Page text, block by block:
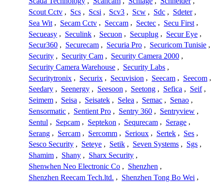
Scout Cctv , Scs , Scsi , Scv3 , Scw , Sdc , Sdeter ,
Sea Wit , Secam Cctv , Seccam , Sectec , Secu First ,
Secueasy , Seculink , Secuon , Secuplug , Secur Eye ,
Secur360 , Securecam , Securia Pro , Securicom Tunisie ,
Security , Security Cam , Security Camera 2000 ,
Security Camera Warehouse , Security Labs ,
Securitytronix , Securix , Secuvision , Seecam , Seecom ,
Seedary , Seenergy , Seesoon , Seetong , Sefica , Seif ,
Seimem , Seisa , Seisatek , Selea , Semac , Senao ,
Sensormatic , Sentient Pro , Sentry 360 , Sentryview ,
Sentul , Sepcam , Septekon , Sequrecam , Serage ,
Serang , Sercam , Sercomm , Serioux , Sertek , Ses ,
Sesco Security , Seteye , Setik , Seven Systems , Sgs ,
Shamim , Shany , Sharx Security ,
Shenwhen Neo Electronic Co , Shenzhen ,
Shenzhen Reecam Tech.ltd. , Shenzhen Tong Bo Wei ,